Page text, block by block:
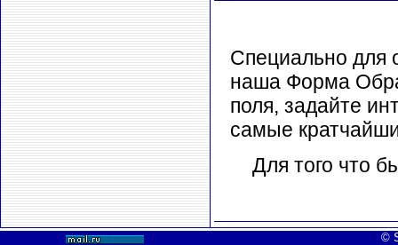
Специально для
наша Форма
поля, задайте
самые
Для того что
©